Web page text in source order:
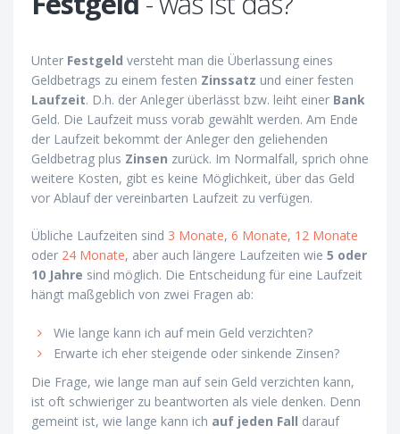
Unter Festgeld versteht man die Überlassung eines
Geldbetrags zu einem festen Zinssatz und einer festen
Laufzeit. D.h. der Anleger überlässt bzw. leiht einer Bank
Geld. Die Laufzeit muss vorab gewählt werden. Am Ende
der Laufzeit bekommt der Anleger den geliehenden
Geldbetrag plus Zinsen zurück. Im Normalfall, sprich ohne
weitere Kosten, gibt es keine Möglichkeit, über das Geld
vor Ablauf der vereinbarten Laufzeit zu verfügen.
Übliche Laufzeiten sind 3 Monate, 6 Monate, 12 Monate
oder 24 Monate, aber auch längere Laufzeiten wie 5 oder
10 Jahre sind möglich. Die Entscheidung für eine Laufzeit
hängt maßgeblich von zwei Fragen ab:
Wie lange kann ich auf mein Geld verzichten?
Erwarte ich eher steigende oder sinkende Zinsen?
Die Frage, wie lange man auf sein Geld verzichten kann,
ist oft schwieriger zu beantworten als viele denken. Denn
gemeint ist, wie lange kann ich auf jeden Fall darauf